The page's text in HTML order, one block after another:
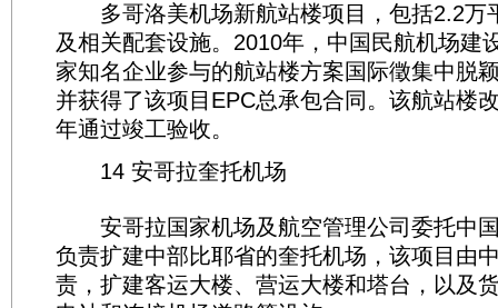
多哥洛美机场新航站楼项目，包括2.2万
及相关配套设施。2010年，中国民航机场建
家知名企业参与的航站楼方案国际徵集中脱
并获得了该项目EPC总承包合同。该航站楼
年通过竣工验收。
14 安哥拉奎托机场
安哥拉国家机场及航空管理公司委托中
负责扩建中部比耶省的奎托机场，该项目由
责，扩建客运大楼、营运大楼和塔台，以及